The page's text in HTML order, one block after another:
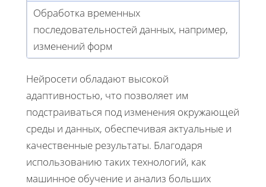
Обработка временных
последовательностей данных, например,
изменений форм
Нейросети обладают высокой
адаптивностью, что позволяет им
подстраиваться под изменения окружающей
среды и данных, обеспечивая актуальные и
качественные результаты. Благодаря
использованию таких технологий, как
машинное обучение и анализ больших